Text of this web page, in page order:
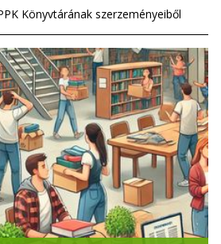
Könyvtárának szerzeményeiből